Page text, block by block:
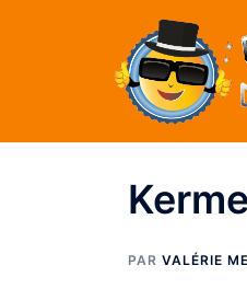
PAR VALÉRIE